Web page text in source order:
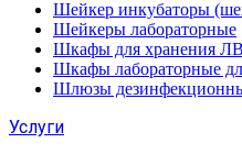
Шейкер инкубаторы
Шейкеры лабораторные
Шкафы для хранения
Шкафы лабораторные
Шлюзы
Услуги